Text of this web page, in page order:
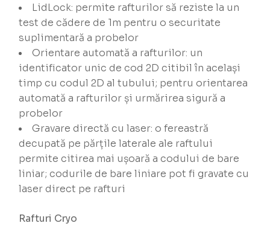
LidLock: permite rafturilor să reziste la un
test de cădere de 1m pentru o securitate
suplimentară a probelor
Orientare automată a rafturilor: un
identificator unic de cod 2D citibil în același
timp cu codul 2D al tubului; pentru orientarea
automată a rafturilor și urmărirea sigură a
probelor
Gravare directă cu laser: o fereastră
decupată pe părțile laterale ale raftului
permite citirea mai ușoară a codului de bare
liniar; codurile de bare liniare pot fi gravate cu
laser direct pe rafturi
Rafturi Cryo